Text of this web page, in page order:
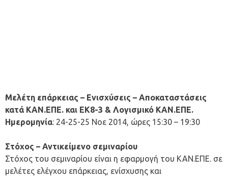
Μελέτη επάρκειας – Ενισχύσεις – Αποκαταστάσεις
κατά ΚΑΝ.ΕΠΕ. και ΕΚ8-3 & Λογισμικό ΚΑΝ.ΕΠΕ.
Ημερομηνία: 24-25-25 Νοε 2014, ώρες 15:30 – 19:30
Στόχος – Αντικείμενο σεμιναρίου
Στόχος του σεμιναρίου είναι η εφαρμογή του ΚΑΝ.ΕΠΕ. σε
μελέτες ελέγχου επάρκειας, ενίσχυσης και